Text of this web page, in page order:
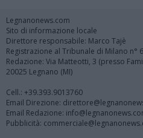
Legnanonews.com
Sito di informazione locale
Direttore responsabile: Marco Tajè
Registrazione al Tribunale di Milano n°
Redazione: Via Matteotti, 3 (presso
20025 Legnano (MI)
Cell.: +39.393.9013760
Email Direzione:
Email Redazione:
Pubblicità: